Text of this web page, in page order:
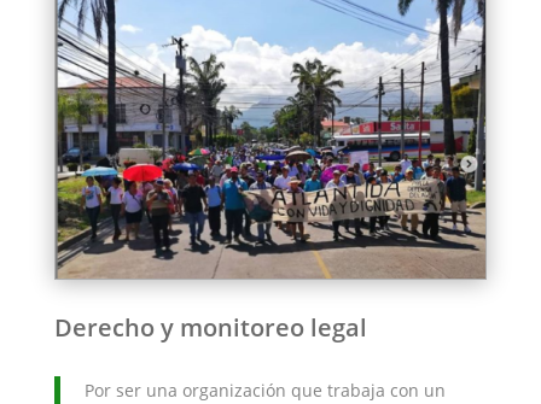
Derecho y monitoreo legal
Por ser una organización que trabaja con un